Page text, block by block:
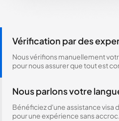
Vérification par des
Nous vérifions manuellement
pour nous assurer que tout est
Nous parlons votre
Bénéficiez d'une assistance visa
pour une expérience sans accroc.